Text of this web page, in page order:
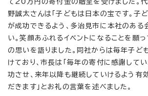
野誠太さんは「子どもは日本の宝です。子
が成功できるよう、多治見市に本社のある
い。笑顔あふれるイベントになることを願
の思いを語りました。同社からは毎年子ど
けており、市長は「毎年の寄付に感謝してい
功させ、来年以降も継続していけるよう有
だきます」とお礼の言葉を述べました。